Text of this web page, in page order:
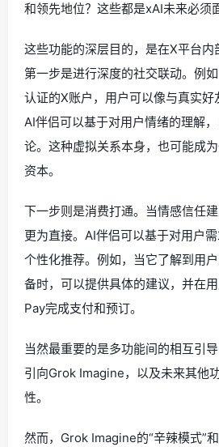
和领先地位？这些都是xAI未来必须
这些功能的深层目的，是在X平台内
第一步是进行深度的社交联动。例
认证的X账户，用户可以像与真实好
AI伴侣可以基于对用户情绪的理解
论。这种虚拟关系本身，也可能成
资本。
下一步则是消费打通。当情感信任
更为直接。AI伴侣可以基于对用户
个性化推荐。例如，当它了解到用
备时，可以提供具体的建议，并在
Pay完成支付和预订。
当然最重要的是多功能间的相互引
引向Grok Imagine，以及未来其他
性。
然而，Grok Imagine的“辛辣模式”和